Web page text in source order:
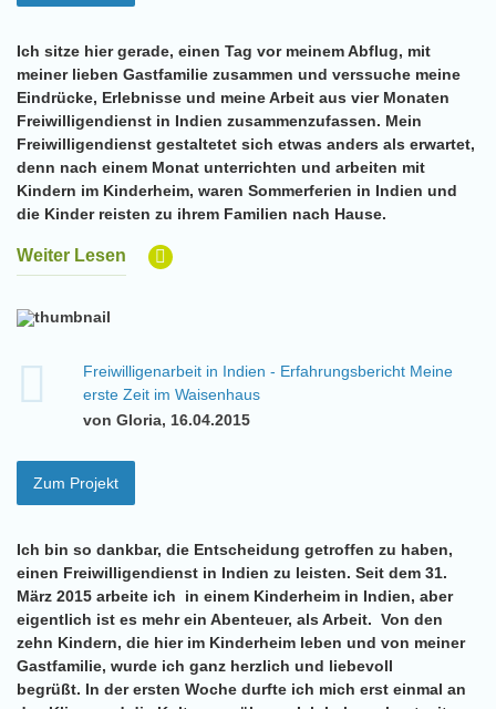
Ich sitze hier gerade, einen Tag vor meinem Abflug, mit
meiner lieben Gastfamilie zusammen und verssuche meine
Eindrücke, Erlebnisse und meine Arbeit aus vier Monaten
Freiwilligendienst in Indien zusammenzufassen. Mein
Freiwilligendienst gestaltetet sich etwas anders als erwartet,
denn nach einem Monat unterrichten und arbeiten mit
Kindern im Kinderheim, waren Sommerferien in Indien und
die Kinder reisten zu ihrem Familien nach Hause.
Weiter Lesen
Freiwilligenarbeit in Indien - Erfahrungsbericht Meine
erste Zeit im Waisenhaus
von Gloria, 16.04.2015
Zum Projekt
Ich bin so dankbar, die Entscheidung getroffen zu haben,
einen Freiwilligendienst in Indien zu leisten. Seit dem 31.
März 2015 arbeite ich in einem Kinderheim in Indien, aber
eigentlich ist es mehr ein Abenteuer, als Arbeit. Von den
zehn Kindern, die hier im Kinderheim leben und von meiner
Gastfamilie, wurde ich ganz herzlich und liebevoll
begrüßt. In der ersten Woche durfte ich mich erst einmal an